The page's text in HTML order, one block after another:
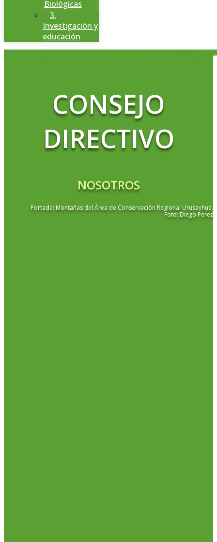
Biológicas
3.
Investigación y
educación
CONSEJO
DIRECTIVO
NOSOTROS
Portada: Montañas del Área de Conservación Regional Urusayhua.
Foto: Diego Perez